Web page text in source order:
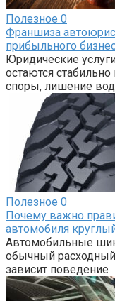
Полезное 0
Франшиза
прибыльного
Юридические
остаются
споры, лишение
Полезное 0
Почему важно
автомобиля
Автомобильные
обычный
зависит поведение